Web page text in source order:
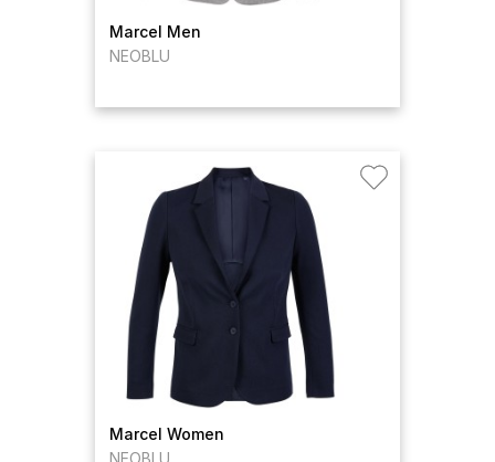
Marcel Men
NEOBLU
Marcel Women
NEOBLU